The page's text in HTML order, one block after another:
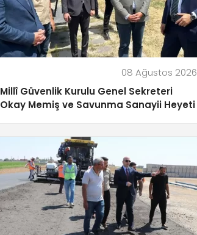
08 Ağustos 2026
Millî Güvenlik Kurulu Genel Sekreteri
Okay Memiş ve Savunma Sanayii Heyeti